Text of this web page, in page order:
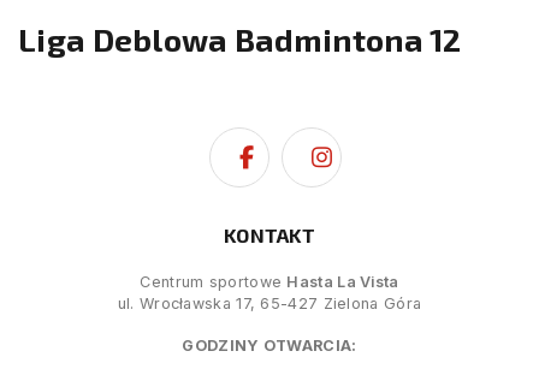
Liga Deblowa Badmintona 12
KONTAKT
Centrum sportowe Hasta La Vista
ul. Wrocławska 17, 65-427 Zielona Góra
GODZINY OTWARCIA: